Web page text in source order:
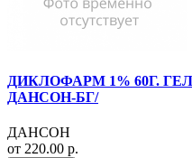
ДИКЛОФАРМ 1% 60Г.
ДАНСОН-БГ/
ДАНСОН
от 220.00 р.